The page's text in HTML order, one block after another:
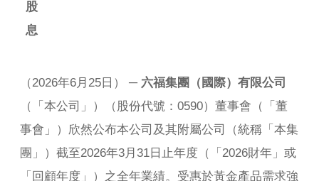
股
息
（2026年6月25日） ─ 六福集團（國際）有限公司
（「本公司」）（股份代號：0590）董事會（「董
事會」）欣然公布本公司及其附屬公司（統稱「本集
團」）截至2026年3月31日止年度（「2026財年」或
「回顧年度」）之全年業績。受惠於黃金產品需求強